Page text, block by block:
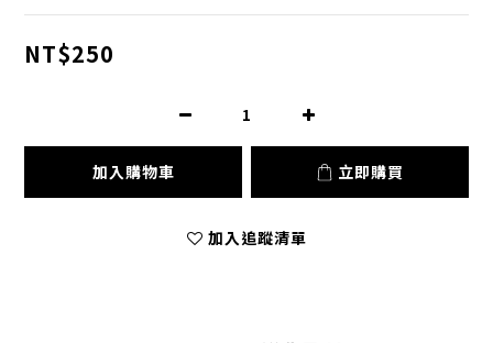
NT$250
加入購物車 立即購買
加入追蹤清單